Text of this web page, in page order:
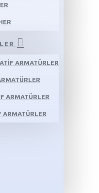
ARMATÜRLER
ARMATÜRLER
ARMATÜRLER